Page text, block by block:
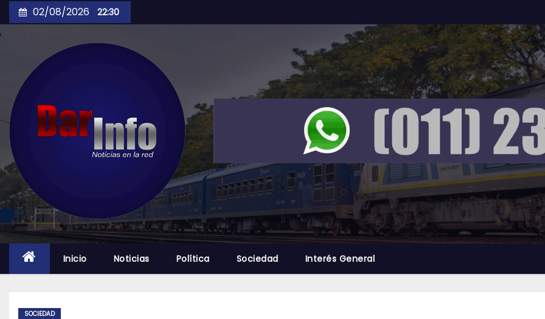
to
02/08/2026 22:30
Inicio Noticias Política Sociedad Interés General
SOCIEDAD